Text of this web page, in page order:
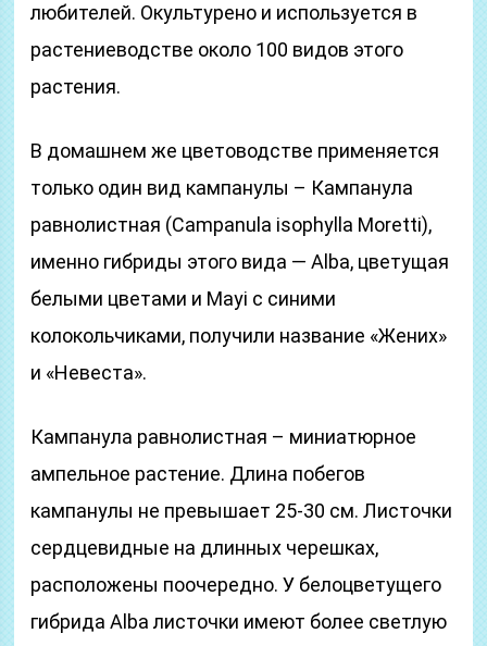
любителей. Окультурено и используется в
растениеводстве около 100 видов этого
растения.
В домашнем же цветоводстве применяется
только один вид кампанулы – Кампанула
равнолистная (Campanula isophylla Moretti),
именно гибриды этого вида — Alba, цветущая
белыми цветами и Mayi с синими
колокольчиками, получили название «Жених»
и «Невеста».
Кампанула равнолистная – миниатюрное
ампельное растение. Длина побегов
кампанулы не превышает 25-30 см. Листочки
сердцевидные на длинных черешках,
расположены поочередно. У белоцветущего
гибрида Alba листочки имеют более светлую